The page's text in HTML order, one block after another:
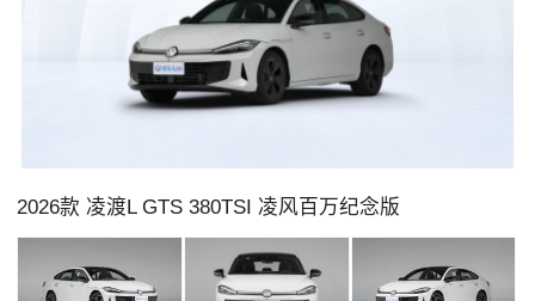
2026款 凌渡L GTS 380TSI 凌风百万纪念版